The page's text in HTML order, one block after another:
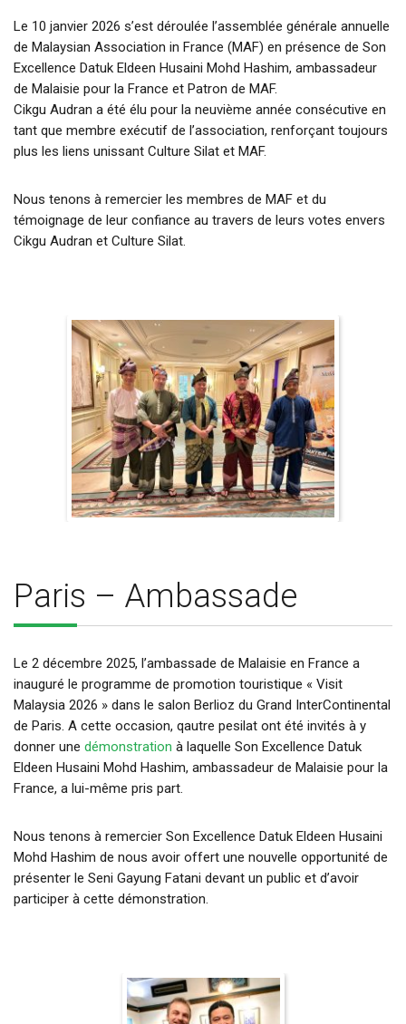
Le 10 janvier 2026 s’est déroulée l’assemblée générale annuelle
de Malaysian Association in France (MAF) en présence de Son
Excellence Datuk Eldeen Husaini Mohd Hashim, ambassadeur
de Malaisie pour la France et Patron de MAF.
Cikgu Audran a été élu pour la neuvième année consécutive en
tant que membre exécutif de l’association, renforçant toujours
plus les liens unissant Culture Silat et MAF.
Nous tenons à remercier les membres de MAF et du
témoignage de leur confiance au travers de leurs votes envers
Cikgu Audran et Culture Silat.
Paris – Ambassade
Le 2 décembre 2025, l’ambassade de Malaisie en France a
inauguré le programme de promotion touristique « Visit
Malaysia 2026 » dans le salon Berlioz du Grand InterContinental
de Paris. A cette occasion, qautre pesilat ont été invités à y
donner une démonstration à laquelle Son Excellence Datuk
Eldeen Husaini Mohd Hashim, ambassadeur de Malaisie pour la
France, a lui-même pris part.
Nous tenons à remercier Son Excellence Datuk Eldeen Husaini
Mohd Hashim de nous avoir offert une nouvelle opportunité de
présenter le Seni Gayung Fatani devant un public et d’avoir
participer à cette démonstration.